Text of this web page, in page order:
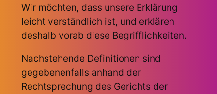
Wir möchten, dass unsere Erklärung
leicht verständlich ist, und erklären
deshalb vorab diese Begrifflichkeiten.
Nachstehende Definitionen sind
gegebenenfalls anhand der
Rechtsprechung des Gerichts der